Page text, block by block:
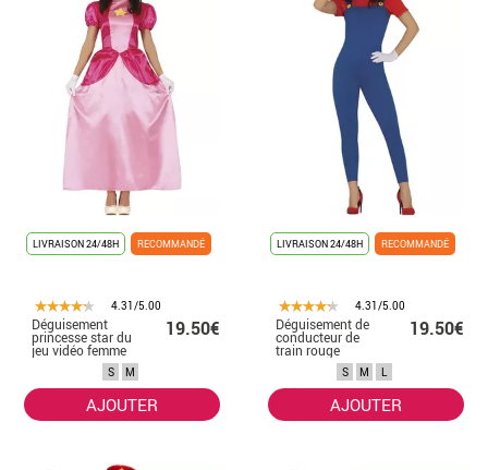
LIVRAISON 24/48H RECOMMANDÉ
4.31/5.00
Déguisement
princesse star du
jeu vidéo femme
19.50€
S M
AJOUTER
LIVRAISON 24/48H RECOMMANDÉ
4.31/5.00
Déguisement de
conducteur de
train rouge
19.50€
S M L
AJOUTER